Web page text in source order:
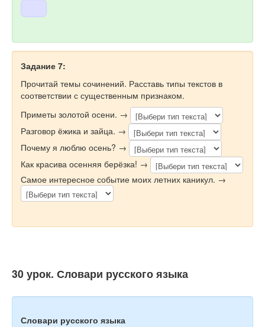
Задание 7:
Прочитай темы сочинений. Расставь типы текстов в
соответствии с существенным признаком.
Приметы золотой осени. →
Разговор ёжика и зайца. →
Почему я люблю осень? →
Как красива осенняя берёзка! →
Самое интересное событие моих летних каникул. →
30 урок. Словари русского языка
Словари русского языка